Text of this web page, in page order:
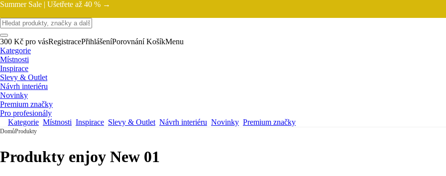
Summer Sale | Ušetřete až 40 % →
300 Kč pro vásRegistracePřihlášeníPorovnání KošíkMenu
Kategorie
Místnosti
Inspirace
Slevy & Outlet
Návrh interiéru
Novinky
Premium značky
Pro profesionály
Kategorie Místnosti Inspirace Slevy & Outlet Návrh interiéru Novinky Premium značky
DomůProdukty
Produkty enjoy New 01